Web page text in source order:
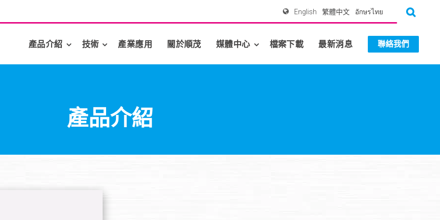
English 繁體中文 อักษรไทย
聯絡我們
產品介紹 技術 產業應用 關於順茂 媒體中心 檔案下載 最新消息
產品介紹